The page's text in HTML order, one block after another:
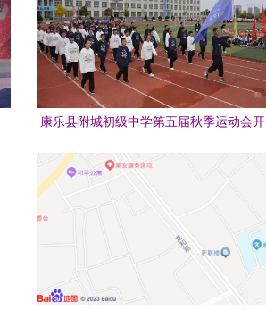
康乐县附城初级中学第五届秋季运动会开